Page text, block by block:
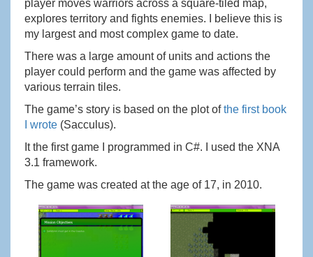
player moves warriors across a square-tiled map,
explores territory and fights enemies. I believe this is
my largest and most complex game to date.
There was a large amount of units and actions the
player could perform and the game was affected by
various terrain tiles.
The game’s story is based on the plot ofthe first book
I wrote (Sacculus).
It the first game I programmed in C#. I used the XNA
3.1 framework.
The game was created at the age of 17, in 2010.